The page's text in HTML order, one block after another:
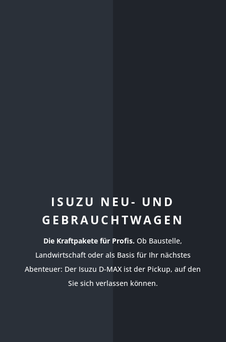
ISUZU NEU- UND
GEBRAUCHTWAGEN
Die Kraftpakete für Profis. Ob Baustelle,
Landwirtschaft oder als Basis für Ihr nächstes
Abenteuer: Der Isuzu D-MAX ist der Pickup, auf den
Sie sich verlassen können.